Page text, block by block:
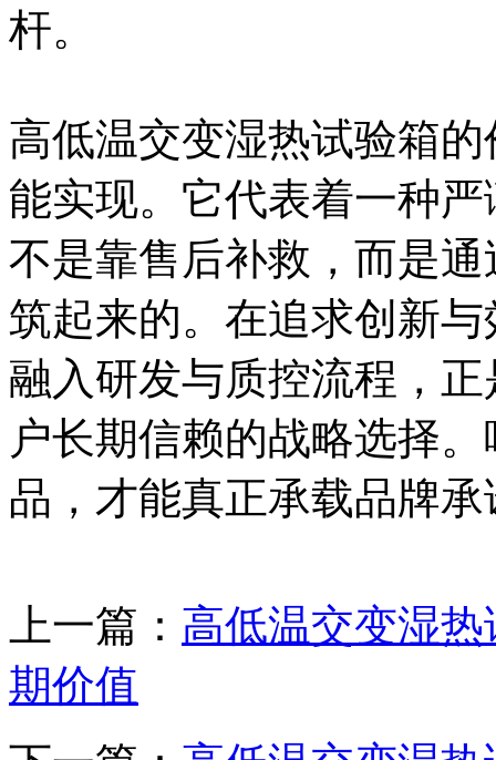
杆。
高低温交变湿热试验箱
能实现。它代表着一种
不是靠售后补救，而是
筑起来的。在追求创新
融入研发与质控流程，
户长期信赖的战略选择
品，才能真正承载品牌
上一篇： 高低温交变湿
期价值